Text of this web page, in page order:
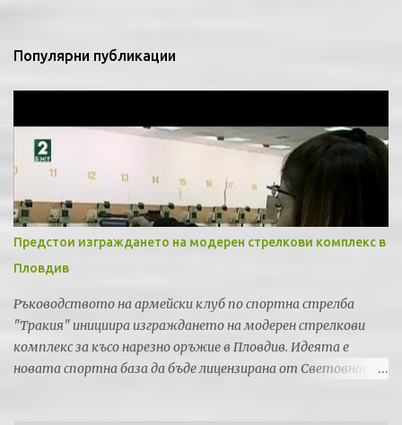
Популярни публикации
Предстои изграждането на модерен стрелкови комплекс в
Пловдив
Ръководството на армейски клуб по спортна стрелба
"Тракия" инициира изграждането на модерен стрелкови
комплекс за късо нарезно оръжие в Пловдив. Идеята е
новата спортна база да бъде лицензирана от Световната